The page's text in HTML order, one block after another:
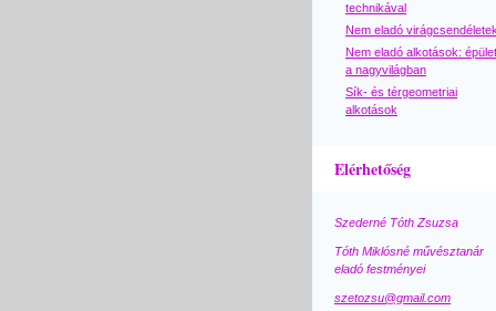
technikával
Nem eladó virágcsendéletek
Nem eladó alkotások:
a nagyvilágban
Sík- és térgeometriai
alkotások
Elérhetőség
Szederné Tóth Zsuzsa
Tóth Miklósné művésztanár
eladó festményei
szetozsu@gmail.com